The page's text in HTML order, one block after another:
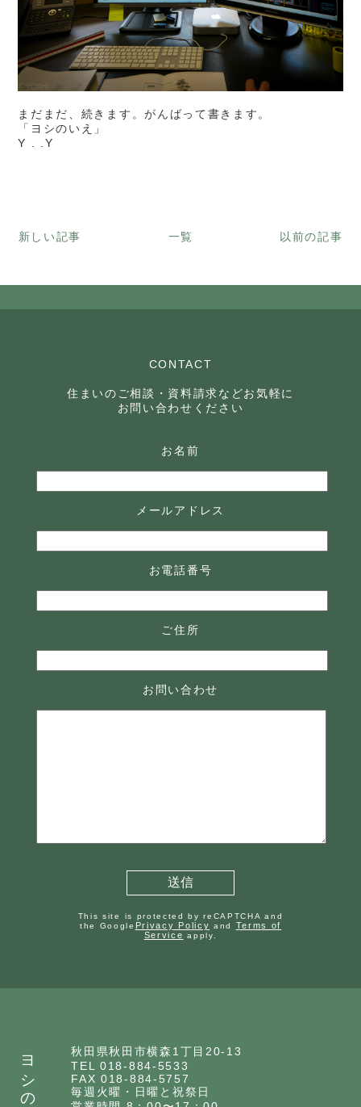
まだまだ、続きます。がんばって書きます。
「ヨシのいえ」
Y . .Y
新しい記事 一覧 以前の記事
CONTACT
住まいのご相談・資料請求などお気軽に
お問い合わせください
お名前
メールアドレス
お電話番号
ご住所
お問い合わせ
This site is protected by reCAPTCHA and
the Google Privacy Policy and Terms of
Service apply.
秋田県秋田市横森1丁目20-13
TEL 018-884-5533
FAX 018-884-5757
毎週火曜・日曜と祝祭日